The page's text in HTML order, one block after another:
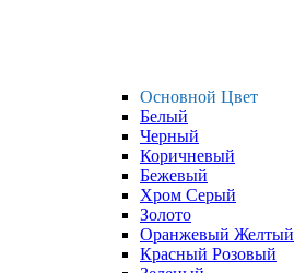
Основной Цвет
Белый
Черный
Коричневый
Бежевый
Хром Серый
Золото
Оранжевый Желтый
Красный Розовый